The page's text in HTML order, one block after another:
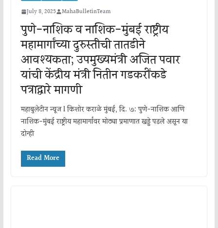
July 8, 2025 MahaBulletinTeam
पुणे-नाशिक व नाशिक-मुंबई राष्ट्रीय
महामार्गांच्या दुरुस्तीची तातडीने
आवश्यकता; उपमुख्यमंत्री अजित पवार
यांची केंद्रीय मंत्री नितीन गडकरींकडे
पत्राद्वारे मागणी
महाबुलेटीन न्यूज l किशोर कराळे मुंबई, दि. ७: पुणे-नाशिक आणि
नाशिक-मुंबई राष्ट्रीय महामार्गांवर मोठ्या प्रमाणात खड्डे पडले असून या
दोन्ही
Read More